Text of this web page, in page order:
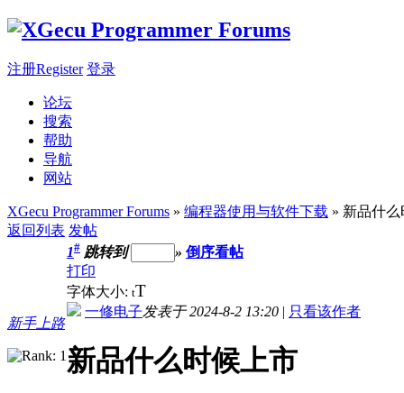
注册Register 登录
论坛
搜索
帮助
导航
网站
XGecu Programmer Forums » 编程器使用与软件下载 » 新品什
返回列表 发帖
新手上路
1# 跳转到 » 倒序看帖
打印
字体大小: tT
一修电子发表于 2024-8-2 13:20 | 只看该作者
新品什么时候上市